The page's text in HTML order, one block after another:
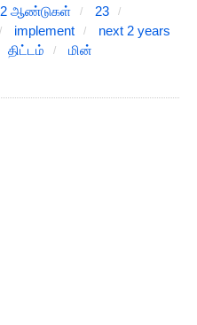
2 ஆண்டுகள்
23
implement
next 2 years
திட்டம்
மின்